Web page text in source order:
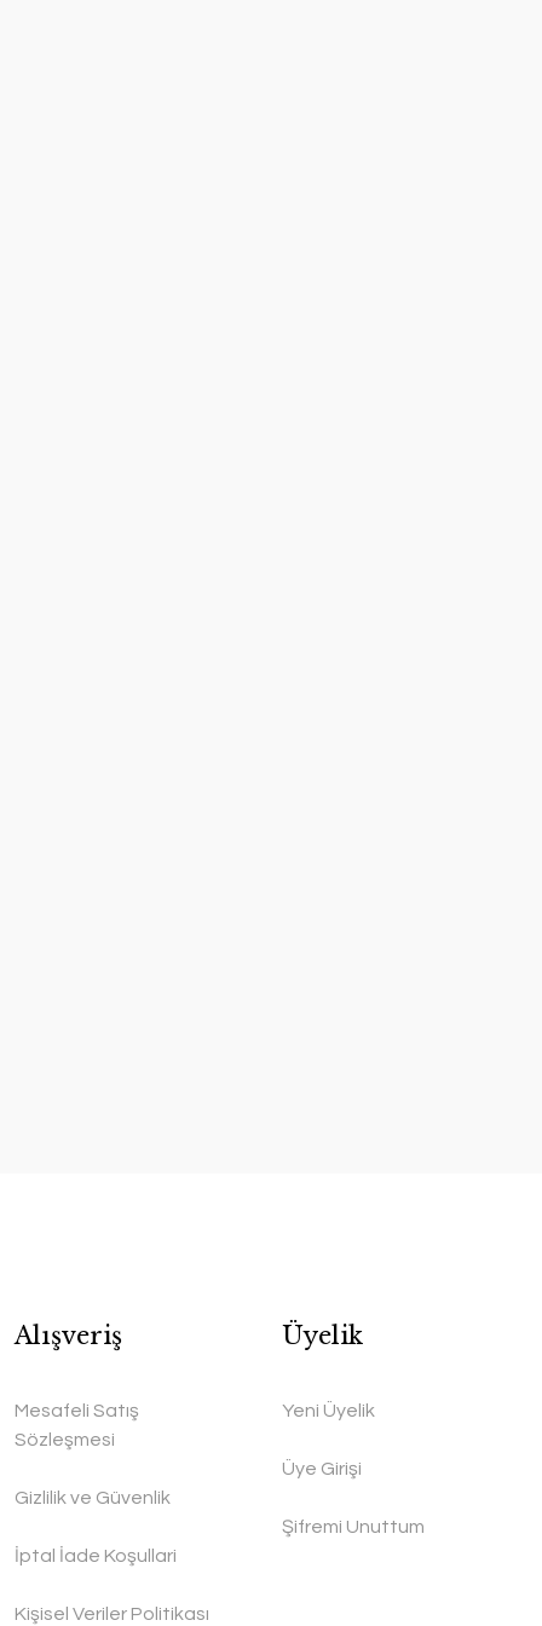
Alışveriş
Mesafeli Satış
Sözleşmesi
Gizlilik ve Güvenlik
İptal İade Koşullari
Kişisel Veriler Politikası
Üyelik
Yeni Üyelik
Üye Girişi
Şifremi Unuttum